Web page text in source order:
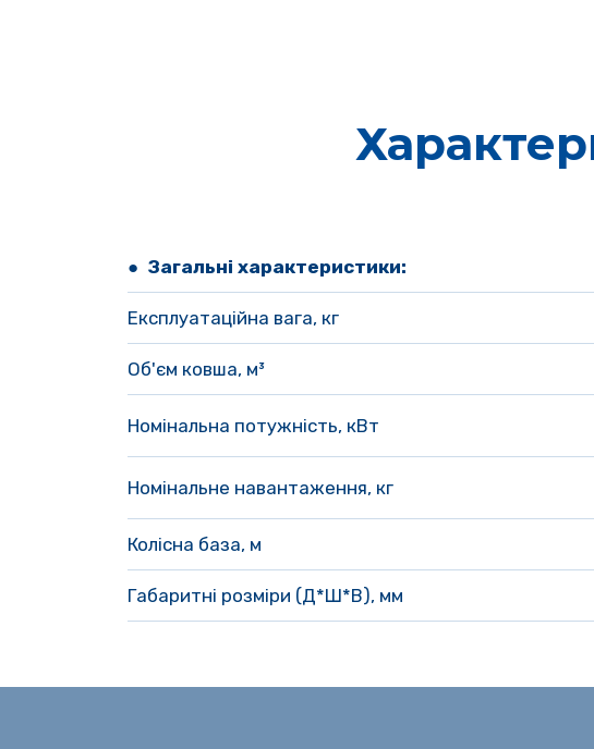
● Загальні характеристики:
Експлуатаційна вага, кг
Об'єм ковша, м³
Номінальна потужність, кВт
Номінальне навантаження, кг
Колісна база, м
Габаритні розміри (Д*Ш*В), мм